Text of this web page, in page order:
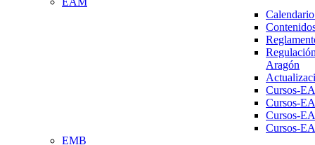
Aragón
Cursos-
Cursos-
Cursos-
Cursos-
EMB